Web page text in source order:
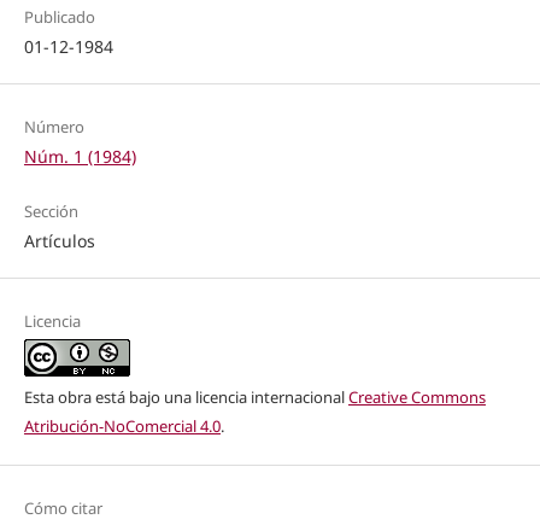
Publicado
01-12-1984
Número
Núm. 1 (1984)
Sección
Artículos
Licencia
Esta obra está bajo una licencia internacionalCreative Commons
Atribución-NoComercial 4.0.
Cómo citar